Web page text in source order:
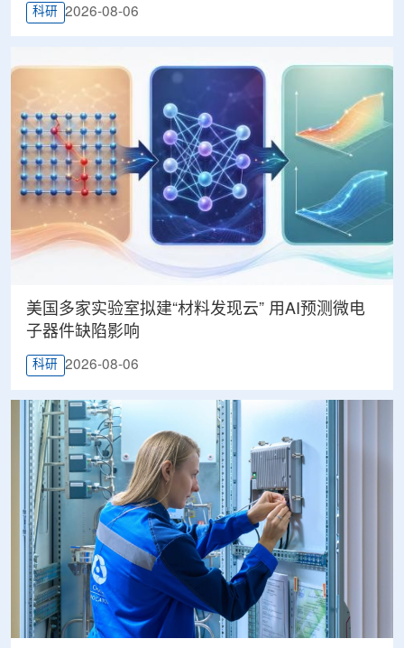
科研 2026-08-06
美国多家实验室拟建“材料发现云” 用AI预测微电
子器件缺陷影响
科研 2026-08-06